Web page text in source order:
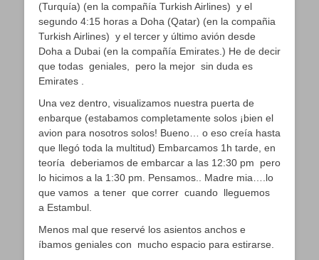
(Turquía) (en la compañía Turkish Airlines) y el
segundo 4:15 horas a Doha (Qatar) (en la compañia
Turkish Airlines) y el tercer y último avión desde
Doha a Dubai (en la compañía Emirates.) He de decir
que todas geniales, pero la mejor sin duda es
Emirates .
Una vez dentro, visualizamos nuestra puerta de
enbarque (estabamos completamente solos ¡bien el
avion para nosotros solos! Bueno… o eso creía hasta
que llegó toda la multitud) Embarcamos 1h tarde, en
teoría deberiamos de embarcar a las 12:30 pm pero
lo hicimos a la 1:30 pm. Pensamos.. Madre mia….lo
que vamos a tener que correr cuando lleguemos
a Estambul.
Menos mal que reservé los asientos anchos e
íbamos geniales con mucho espacio para estirarse.